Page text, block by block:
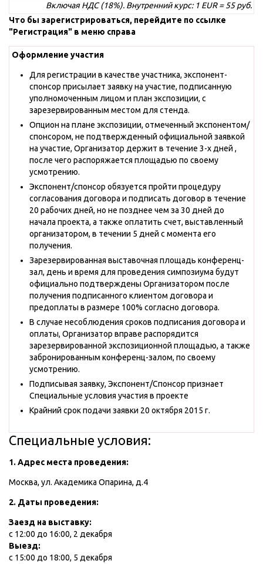
Включая НДС (18%). Внутренний курс: 1 EUR = 55 руб.
Что бы зарегистрироваться, перейдите по ссылке
"Регистрация" в меню справа
Оформление участия
Для регистрации в качестве участника, экспонент-
спонсор присылает заявку на участие, подписанную
уполномоченным лицом и план экспозиции, с
зарезервированным местом для стенда.
Опцион на плане экспозиции, отмеченный экспонентом/
спонсором, не подтвержденный официальной заявкой
на участие, Организатор держит в течение 3-х дней ,
после чего распоряжается площадью по своему
усмотрению.
Экспонент/спонсор обязуется пройти процедуру
согласования договора и подписать договор в течение
20 рабочих дней, но не позднее чем за 30 дней до
начала проекта, а также оплатить счет, выставленный
организатором, в течении 5 дней с момента его
получения.
Зарезервированная выставочная площадь конференц-
зал, день и время для проведения симпозиума будут
официально подтверждены Организатором после
получения подписанного клиентом договора и
предоплаты в размере 100% согласно договора.
В случае несоблюдения сроков подписания договора и
оплаты, Организатор вправе распорядится
зарезервированной экспозиционной площадью, а также
забронированным конференц-залом, по своему
усмотрению.
Подписывая заявку, Экспонент/Спонсор признает
Специальные условия участия в проекте
Крайний срок подачи заявки 20 октября 2015 г.
Специальные условия:
1. Адрес места проведения:
Москва, ул. Академика Опарина, д.4
2. Даты проведения:
Заезд на выставку:
с 12:00 до 16:00, 2 декабря
Выезд:
с 15:00 до 18:00, 5 декабря